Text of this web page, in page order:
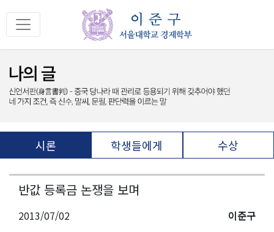
시론 학생들에게 수상
반값 등록금 논쟁을 보며
2013/07/02
이준구